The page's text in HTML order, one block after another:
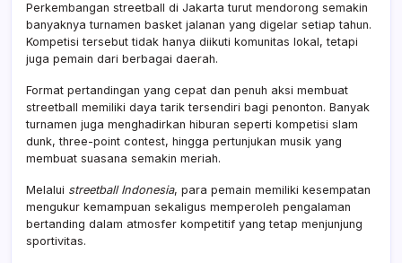
Perkembangan streetball di Jakarta turut mendorong semakin
banyaknya turnamen basket jalanan yang digelar setiap tahun.
Kompetisi tersebut tidak hanya diikuti komunitas lokal, tetapi
juga pemain dari berbagai daerah.
Format pertandingan yang cepat dan penuh aksi membuat
streetball memiliki daya tarik tersendiri bagi penonton. Banyak
turnamen juga menghadirkan hiburan seperti kompetisi slam
dunk, three-point contest, hingga pertunjukan musik yang
membuat suasana semakin meriah.
Melalui streetball Indonesia, para pemain memiliki kesempatan
mengukur kemampuan sekaligus memperoleh pengalaman
bertanding dalam atmosfer kompetitif yang tetap menjunjung
sportivitas.